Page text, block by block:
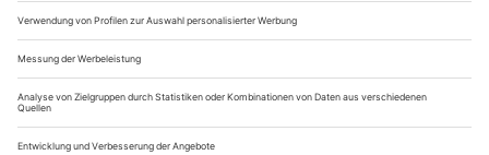
Die andere Seite der Geschichte
Zwischen Kunst und Showmanship – die zwei Seiten des Peter
Zadek: ein Auszug aus dem letzten Teil seiner Autobiografie «Die
Wanderjahre»
Seitdem ich in Deutschland bin, habe ich das deutsche